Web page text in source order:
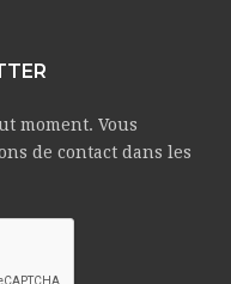
moment. Vous
de contact dans les